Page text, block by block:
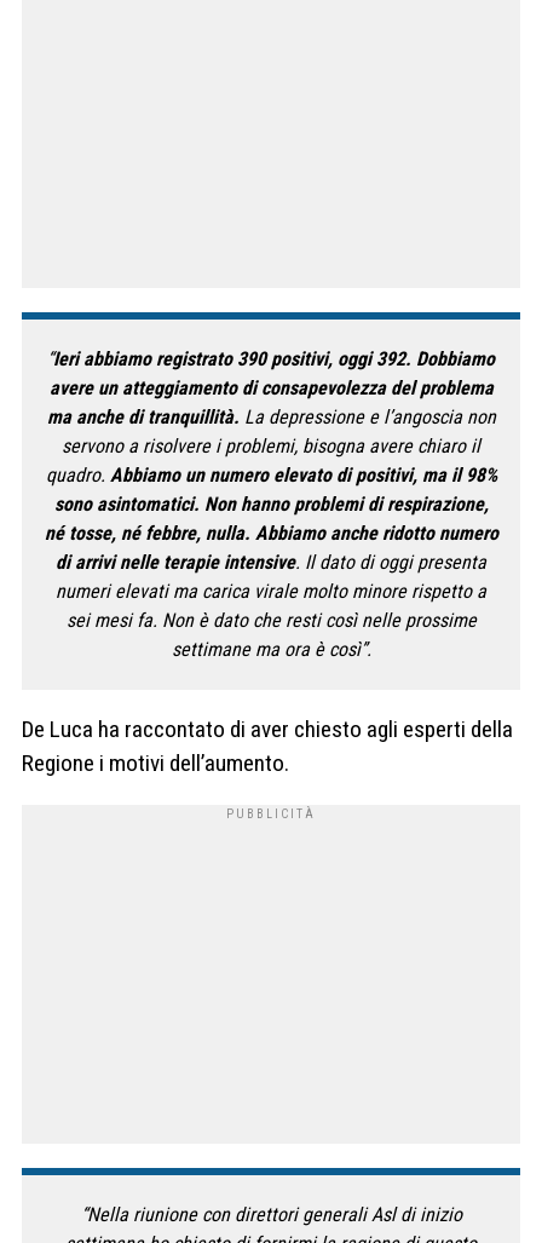
“Ieri abbiamo registrato 390 positivi, oggi 392. Dobbiamo
avere un atteggiamento di consapevolezza del problema
ma anche di tranquillità. La depressione e l’angoscia non
servono a risolvere i problemi, bisogna avere chiaro il
quadro. Abbiamo un numero elevato di positivi, ma il 98%
sono asintomatici. Non hanno problemi di respirazione,
né tosse, né febbre, nulla. Abbiamo anche ridotto numero
di arrivi nelle terapie intensive. Il dato di oggi presenta
numeri elevati ma carica virale molto minore rispetto a
sei mesi fa. Non è dato che resti così nelle prossime
settimane ma ora è così”.
De Luca ha raccontato di aver chiesto agli esperti della
Regione i motivi dell’aumento.
“Nella riunione con direttori generali Asl di inizio